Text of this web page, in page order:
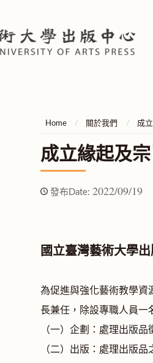
Home 關於我們 成
成立緣起及
發布Date: 2022/09/19
國立臺灣藝術大學
為促進與強化藝術教學資
長兼任，除設專職人員一
（一）企劃：處理出版
（二）出版：處理出版